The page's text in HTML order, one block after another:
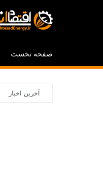
صفحه نخست
آخرین اخبار